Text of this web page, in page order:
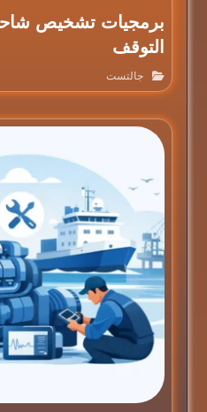
برمجيات تشخيص
التوقف
جالتست